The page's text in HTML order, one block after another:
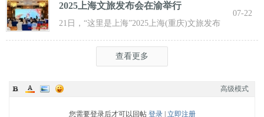
2025上海文旅发布会在渝举行
21日，“这里是上海”2025上海(重庆)文旅发布
会在渝举行，全方位展示上海文旅
07-22
查看更多
高级模式
您需要登录后才可以回帖 登录| 立即注册